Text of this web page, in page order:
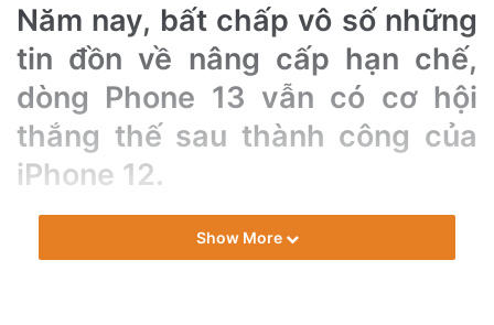
Năm nay, bất chấp vô số những
tin đồn về nâng cấp hạn chế,
dòng Phone 13 vẫn có cơ hội
thắng thế sau thành công của
iPhone 12.
Năm ngoái, Apple đã khai thác mạng 5G như một trong
những tính năng mới và quan trọng của iPhone 12, hứa hẹn
Show More